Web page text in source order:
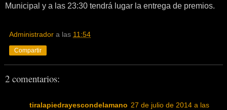
Municipal y a las 23:30 tendrá lugar la entrega de premios.
Administrador a las 11:54
Compartir
2 comentarios:
tiralapiedrayescondelamano 27 de julio de 2014 a las